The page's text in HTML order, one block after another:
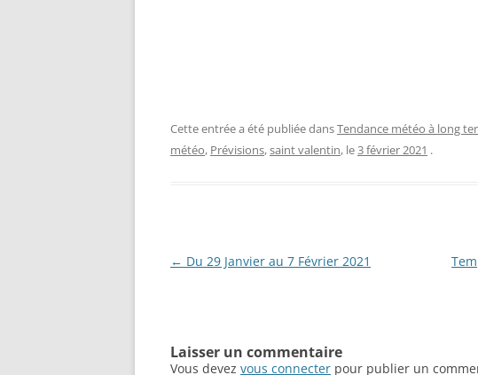
Cette entrée a été publiée dansTendance météo à long
météo, Prévisions,saint valentin, le3 février 2021 .
Navigation
← Du 29 Janvier au 7 Février 2021
Laisser un commentaire
Vous devez vous connecter pour publier un